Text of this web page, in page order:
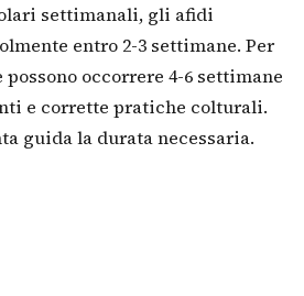
settimanali, gli afidi
entro 2-3 settimane. Per
occorrere 4-6 settimane
e corrette pratiche colturali.
guida la durata necessaria.